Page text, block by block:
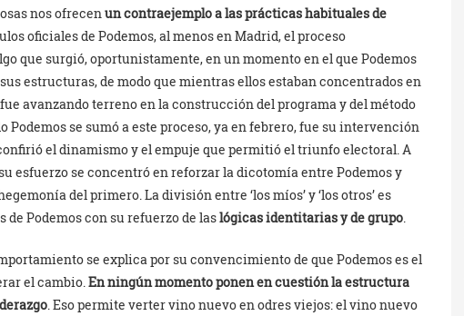
nos ofrecenun contraejemplo a las prácticas habituales de
oficiales de Podemos, al menos en Madrid, el proceso
que surgió, oportunistamente, en un momento en el que Podemos
estructuras, de modo que mientras ellos estaban concentrados en
avanzando terreno en la construcción del programa y del método
Podemos se sumó a este proceso, ya en febrero, fue su intervención
el dinamismo y el empuje que permitió el triunfo electoral. A
esfuerzo se concentró en reforzar la dicotomía entre Podemos y
del primero. La división entre ‘los míos’ y ‘los otros’ es
Podemos con su refuerzo de laslógicas identitarias y de grupo.
se explica por su convencimiento de que Podemos es el
el cambio.En ningún momento ponen en cuestión la estructura
. Eso permite verter vino nuevo en odres viejos: el vino nuevo